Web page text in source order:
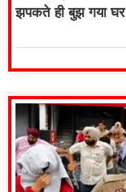
झपकते ही बुझ गया घर